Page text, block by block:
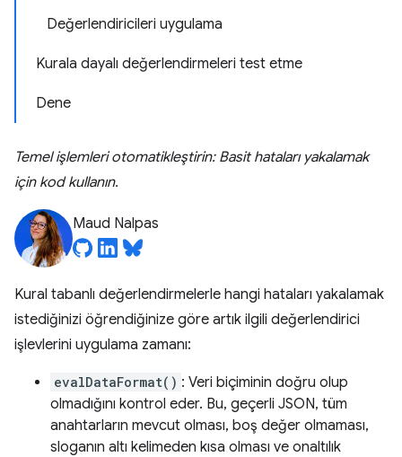
Değerlendiricileri uygulama
Kurala dayalı değerlendirmeleri test etme
Dene
Temel işlemleri otomatikleştirin: Basit hataları yakalamak
için kod kullanın.
Maud Nalpas
Kural tabanlı değerlendirmelerle hangi hataları yakalamak
istediğinizi öğrendiğinize göre artık ilgili değerlendirici
işlevlerini uygulama zamanı:
evalDataFormat() : Veri biçiminin doğru olup
olmadığını kontrol eder. Bu, geçerli JSON, tüm
anahtarların mevcut olması, boş değer olmaması,
sloganın altı kelimeden kısa olması ve onaltılık